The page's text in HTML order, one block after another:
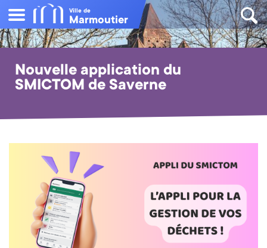
Ville de
Marmoutier
Nouvelle application du
SMICTOM de Saverne